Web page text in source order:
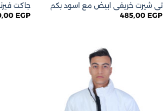
تى شيرت خريفى ابيض مع اسود بكم
485,00 EGP
جاكت
EGP